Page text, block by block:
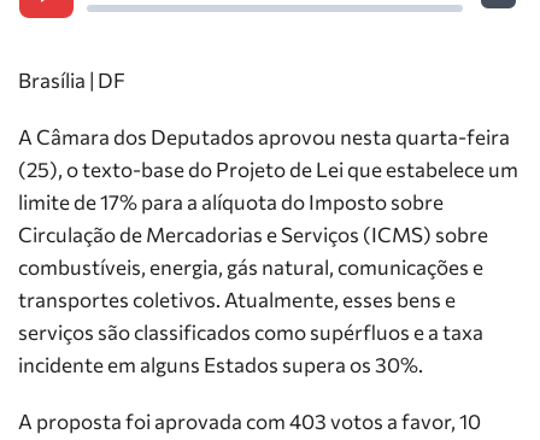
Brasília | DF
A Câmara dos Deputados aprovou nesta quarta-feira
(25), o texto-base do Projeto de Lei que estabelece um
limite de 17% para a alíquota do Imposto sobre
Circulação de Mercadorias e Serviços (ICMS) sobre
combustíveis, energia, gás natural, comunicações e
transportes coletivos. Atualmente, esses bens e
serviços são classificados como supérfluos e a taxa
incidente em alguns Estados supera os 30%.
A proposta foi aprovada com 403 votos a favor, 10